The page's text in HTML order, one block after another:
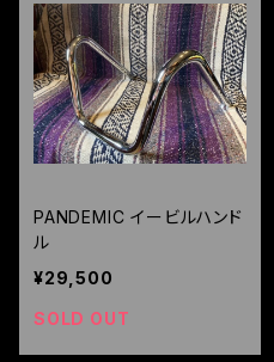
PANDEMIC イービルハンド
ル
¥29,500
SOLD OUT